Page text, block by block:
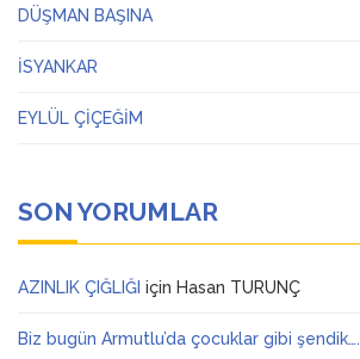
DÜŞMAN BAŞINA
İSYANKAR
EYLÜL ÇİÇEĞİM
SON YORUMLAR
AZINLIK ÇIĞLIĞI için Hasan TURUNÇ
Biz bugün Armutlu’da çocuklar gibi şendik….